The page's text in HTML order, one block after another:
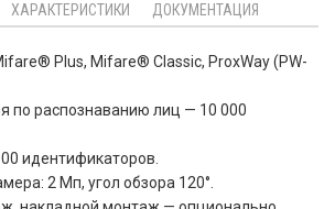
ХАРАКТЕРИСТИКИ ДОКУМЕНТАЦИЯ
Plus, Mifare® Classic, ProxWay (PW-
по распознаванию лиц — 10 000
идентификаторов.
2 Мп, угол обзора 120°.